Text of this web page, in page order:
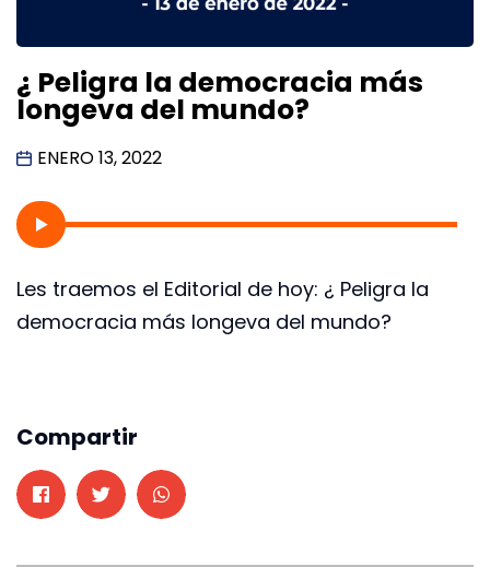
¿ Peligra la democracia más
longeva del mundo?
ENERO 13, 2022
Les traemos el Editorial de hoy: ¿ Peligra la
democracia más longeva del mundo?
Compartir